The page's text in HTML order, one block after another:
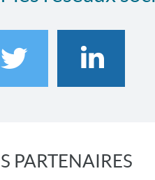
PARTENAIRES